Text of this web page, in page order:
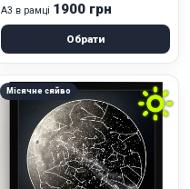
А3 в рамці 1900 грн
Обрати
Місячне сяйво